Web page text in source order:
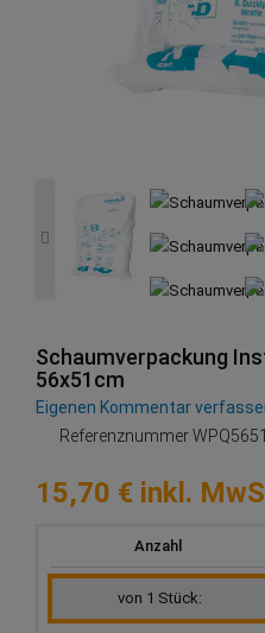
Schaumverpackung
56x51cm
Eigenen Kommentar
Referenznummer
15,70 € inkl.
Anzahl
von 1 Stück: